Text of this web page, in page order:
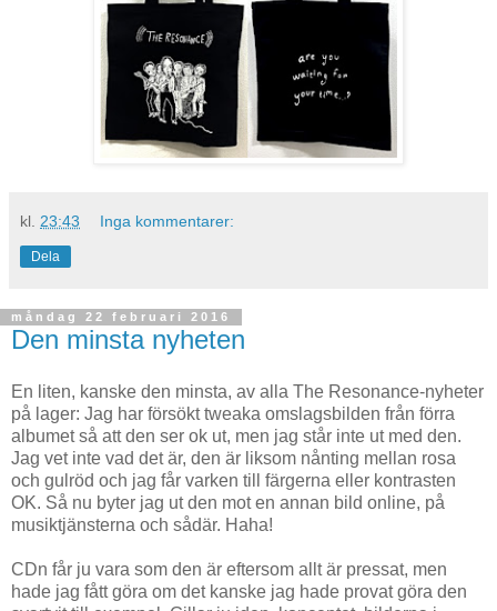
kl. 23:43 Inga kommentarer:
Dela
måndag 22 februari 2016
Den minsta nyheten
En liten, kanske den minsta, av alla The Resonance-nyheter
på lager: Jag har försökt tweaka omslagsbilden från förra
albumet så att den ser ok ut, men jag står inte ut med den.
Jag vet inte vad det är, den är liksom nånting mellan rosa
och gulröd och jag får varken till färgerna eller kontrasten
OK. Så nu byter jag ut den mot en annan bild online, på
musiktjänsterna och sådär. Haha!
CDn får ju vara som den är eftersom allt är pressat, men
hade jag fått göra om det kanske jag hade provat göra den